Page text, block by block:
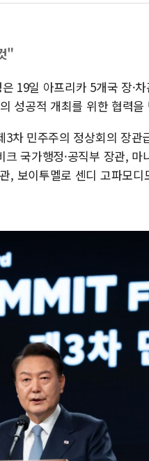
李 "해남 태양광
李 대통령, '6시
[사진] 빈살만과
이란와이어 "이
"
19일 아프리카 5개국 장·
성공적 개최를 위한 협력을
차 민주주의 정상회의 장
국가행정·공직부 장관,
, 보이투멜로 센디 고파모